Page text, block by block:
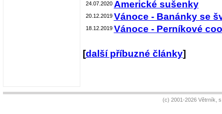
24.07.2020 Americké sušenky
20.12.2019 Vánoce - Banánky se
18.12.2019 Vánoce - Perníkové
[další příbuzné články]
(c) 2001-2026 Větrník,